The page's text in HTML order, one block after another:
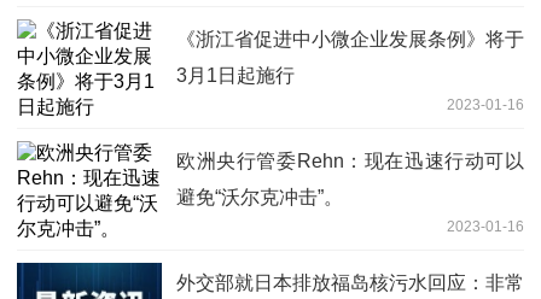
《浙江省促进中小微企业发展条例》将于
3月1日起施行
2023-01-16
欧洲央行管委Rehn：现在迅速行动可以
避免“沃尔克冲击”。
2023-01-16
外交部就日本排放福岛核污水回应：非常